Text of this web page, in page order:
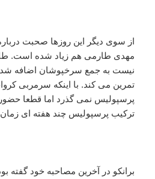
از سوی دیگر این روزها صحبت
مهدی طارمی هم زیاد شده است.
نیست به جمع سرخپوشان اضافه شده
تمرین می کند. با اینکه سرمربی
پرسپولیس نمی گذرد اما قطعا حضور
ترکیب پرسپولیس چند هفته ای
برانکو در آخرین مصاحبه خود گفته